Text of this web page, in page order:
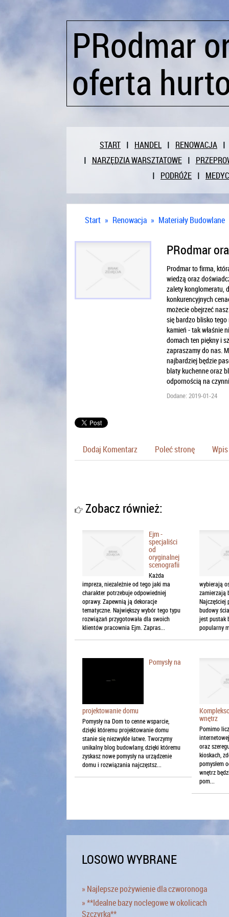
PRodmar
oferta
START HANDEL
RENOWACJA
NARZĘDZIA WARSZTATOWE
PODRÓŻE
Start » Renowacja » Materiały Budowlane
PRodmar
Prodmar to firma,
wiedzą oraz
zalety konglomeratu,
konkurencyjnych
możecie obejrzeć
się bardzo blisko
kamień - tak właśnie
domach ten piękny i
zapraszamy do nas.
najbardziej będzie
blaty kuchenne oraz
odpornością na
Dodane: 2019-01-24
Dodaj Komentarz Poleć stronę
Zobacz również:
Ejm -
specjaliści
od
oryginalnej
scenografii
Każda
impreza, niezależnie od tego jaki ma
charakter potrzebuje odpowiedniej
oprawy. Zapewnią ją dekoracje
tematyczne. Największy wybór tego typu
rozwiązań przygotowała dla swoich
klientów pracownia Ejm. Zapras...
wybierają
zamierzają
Najczęściej
budowy
jest pustak
popularny
Pomysły na
projektowanie domu
Pomysły na Dom to cenne wsparcie,
dzięki któremu projektowanie domu
stanie się niezwykle łatwe. Tworzymy
unikalny blog budowlany, dzięki któremu
zyskasz nowe pomysły na urządzenie
domu i rozwiązania najczęstsz...
wnętrz
Pomimo
oraz
kioskach,
pomysłem
wnętrz
pom...
LOSOWO WYBRANE
» Najlepsze pożywienie dla czworonoga
» **Idealne bazy noclegowe w okolicach
Szczyrka**